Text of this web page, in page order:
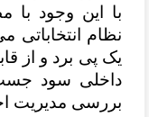
با این وجود با
نظام
یک پی برد و از
داخلی سود
بررسی مدیریت